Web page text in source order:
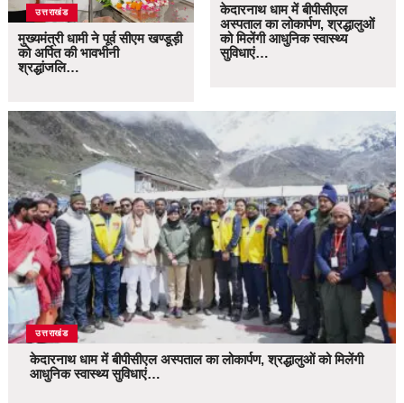
उत्तराखंड
मुख्यमंत्री धामी ने पूर्व सीएम खण्डूड़ी
को अर्पित की भावभीनी
श्रद्धांजलि…
केदारनाथ धाम में बीपीसीएल
अस्पताल का लोकार्पण, श्रद्धालुओं
को मिलेंगी आधुनिक स्वास्थ्य
सुविधाएं…
उत्तराखंड
केदारनाथ धाम में बीपीसीएल अस्पताल का लोकार्पण, श्रद्धालुओं को मिलेंगी
आधुनिक स्वास्थ्य सुविधाएं…